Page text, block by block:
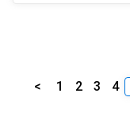
< 1 2 3 4